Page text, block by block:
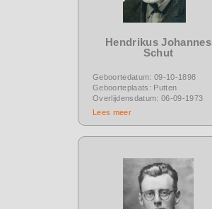
Hendrikus Johannes
Schut
Geboortedatum: 09-10-1898
Geboorteplaats: Putten
Overlijdensdatum: 06-09-1973
Lees meer